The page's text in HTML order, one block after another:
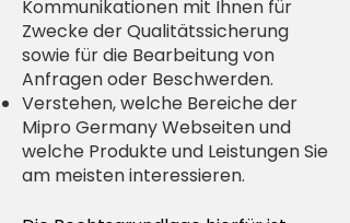
Kommunikationen mit Ihnen für
Zwecke der Qualitätssicherung
sowie für die Bearbeitung von
Anfragen oder Beschwerden.
Verstehen, welche Bereiche der
Mipro Germany Webseiten und
welche Produkte und Leistungen Sie
am meisten interessieren.